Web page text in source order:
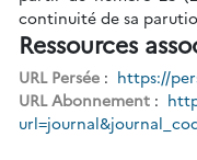
continuité de sa
Ressources
URL Persée : https://
URL Abonnement :